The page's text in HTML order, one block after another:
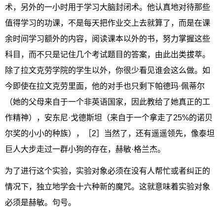
术，另外的一小时用于学习大脑封闭术。他认真地对待那些
值得学习的功课，不是每天把作业交上去就算了，而是在课
余时间学习额外的内容，阅读课本以外的书，努力掌握这些
科目，而不只是记住几个考试题目的答案，由此出类拔萃。
除了拉文克劳学院的学生以外，你很少看见谁会这么做。如
今即使在拉文克劳里面，他的对手也只剩下帕德玛·佩蒂尔
（她的父母来自于一个非英语国家，因此教给了她真正的工
作精神），安东尼·戈德斯坦（来自于一个拿走了25%的诺贝
尔奖的小小的种族），［2］当然了，还有遥遥领先，像泰坦
巨人大步走过一群小狗的存在，赫敏·格兰杰。
为了进行这个实验，实验对象必须在没有人帮忙或者纠正的
情况下，独立地学会十六种新的魔咒。这就意味着实验对象
必须是赫敏。句号。